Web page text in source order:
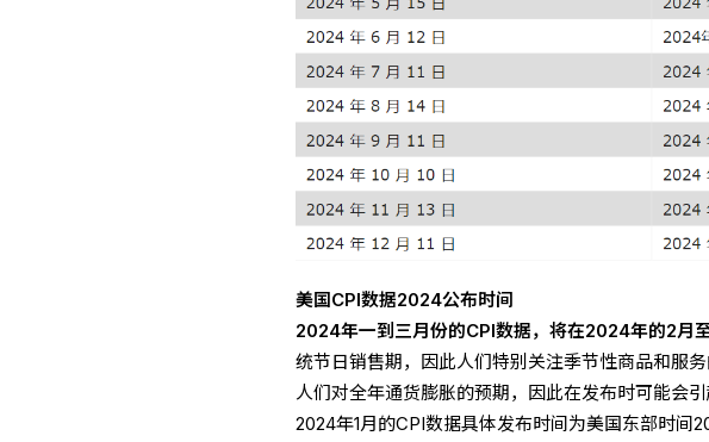
美国CPI数据2024公布时间
2024年一到三月份的CPI数据，将在2024年的2月
统节日销售期，因此人们特别关注季节性商品和服
人们对全年通货膨胀的预期，因此在发布时可能会
2024年1月的CPI数据具体发布时间为美国东部时间